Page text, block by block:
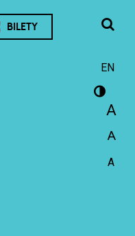
BILETY
EN
A
A
A